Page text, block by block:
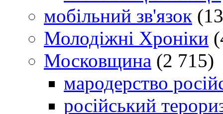
мобільний зв'язок
Молодіжні Хроніки
Московщина (2 715)
мародерство
російський